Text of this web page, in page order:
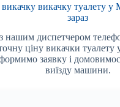
викачку туалету у
зараз
з нашим диспетчером
ціну викачки
заявку і
виїзду машини.